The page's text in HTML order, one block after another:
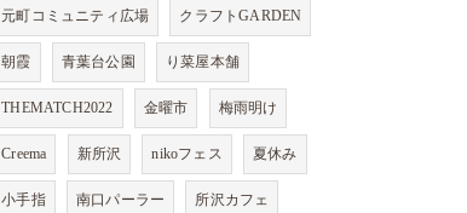
元町コミュニティ広場 クラフトGARDEN
朝霞 青葉台公園 り菜屋本舗
THEMATCH2022 金曜市 梅雨明け
Creema 新所沢 nikoフェス 夏休み
小手指 南口パーラー 所沢カフェ